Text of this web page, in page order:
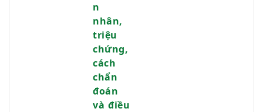
n
nhân,
triệu
chứng,
cách
chẩn
đoán
và điều